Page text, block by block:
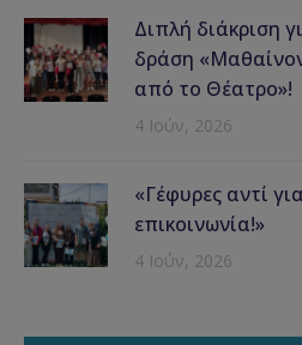
Διπλή διάκριση
δράση
από το Θέατρο»!
4 Ιούν, 2026
«Γέφυρες αντί
επικοινωνία!»
4 Ιούν, 2026